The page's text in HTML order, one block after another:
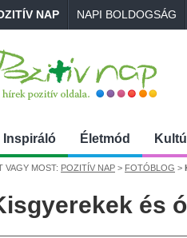
NAP NAPI BOLDOGSÁG
Inspiráló Életmód
VAGY MOST: POZITÍV NAP > FOTÓBLOG >
és